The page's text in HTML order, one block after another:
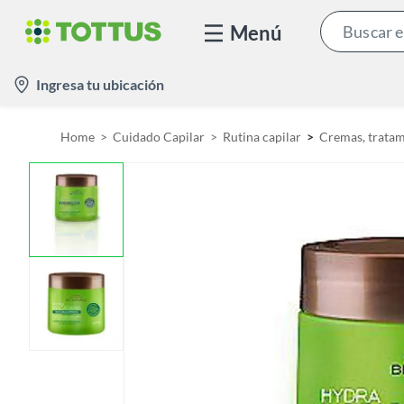
Menú
Ingresa tu ubicación
Home Cuidado Capilar Rutina capilar Cremas,